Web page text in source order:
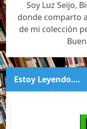
Soy Luz Seijo,
donde comparto
de mi colección
Estoy Leyendo….